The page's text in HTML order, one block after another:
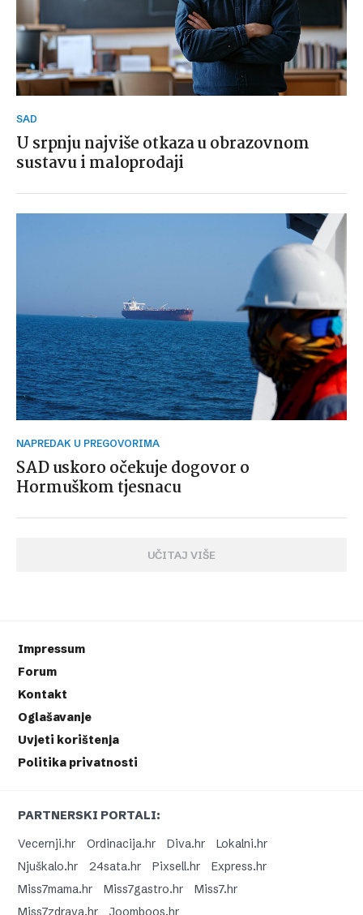
SAD
U srpnju najviše otkaza u obrazovnom
sustavu i maloprodaji
NAPREDAK U PREGOVORIMA
SAD uskoro očekuje dogovor o
Hormuškom tjesnacu
UČITAJ VIŠE
Impressum
Forum
Kontakt
Oglašavanje
Uvjeti korištenja
Politika privatnosti
PARTNERSKI PORTALI:
Vecernji.hr
Ordinacija.hr Diva.hr
Lokalni.hr
Njuškalo.hr
24sata.hr Pixsell.hr
Express.hr
Miss7mama.hr
Miss7gastro.hr
Miss7.hr